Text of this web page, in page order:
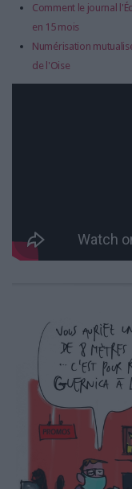
Comment le journal
en 15 mois
Numérisation
de l'Oise